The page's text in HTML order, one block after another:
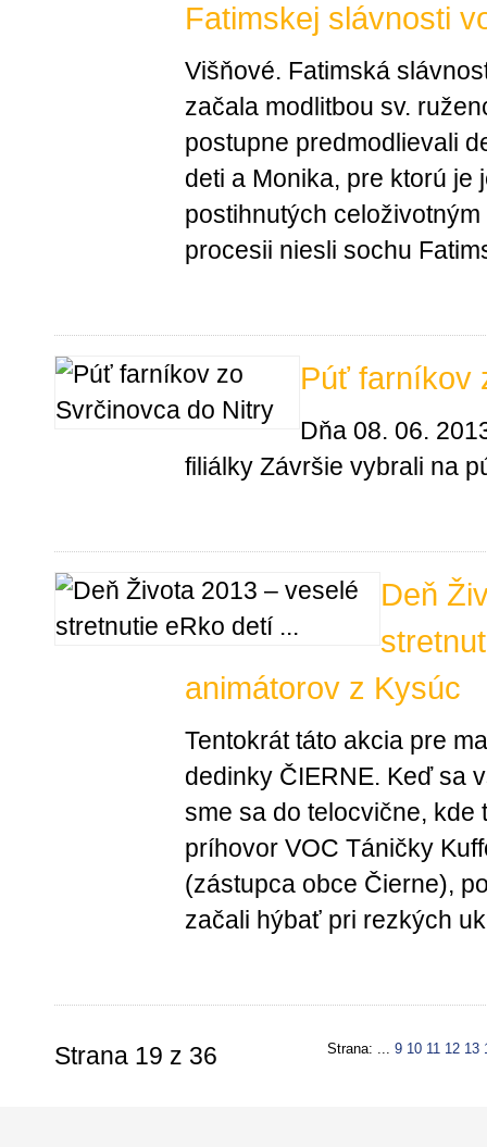
Fatimskej slávnosti
Višňové. Fatimská
začala modlitbou sv.
postupne predmodlievali
deti a Monika, pre ktorú je
postihnutých
procesii niesli sochu
Púť farníkov
Dňa 08. 06.
filiálky Závršie vybrali na
Deň
animátorov z Kysúc
Tentokrát táto akcia pre
dedinky ČIERNE. Keď sa
sme sa do telocvične, kde
príhovor VOC Táničky
(zástupca obce Čierne),
začali hýbať pri rezkých
Strana: ... 9 10 11 12 13
Strana 19 z 36